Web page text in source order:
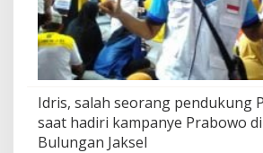
Idris, salah seorang pendukung
saat hadiri kampanye Prabowo di
Bulungan Jaksel